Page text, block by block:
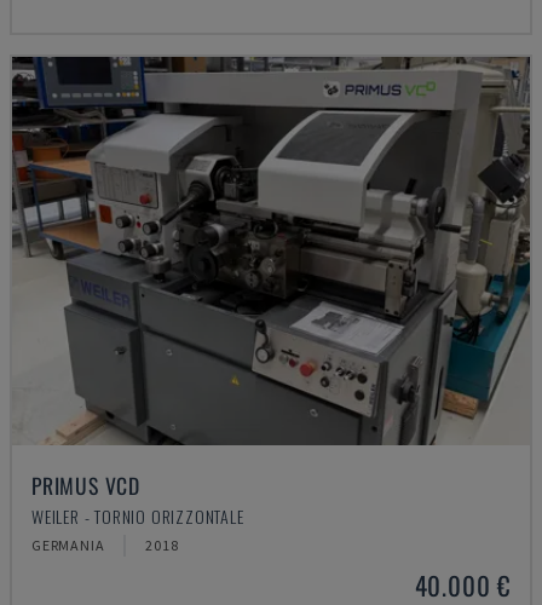
PRIMUS VCD
WEILER - TORNIO ORIZZONTALE
GERMANIA 2018
40.000 €